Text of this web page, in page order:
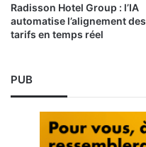
Radisson Hotel Group : l’IA
automatise l’alignement des
tarifs en temps réel
PUB